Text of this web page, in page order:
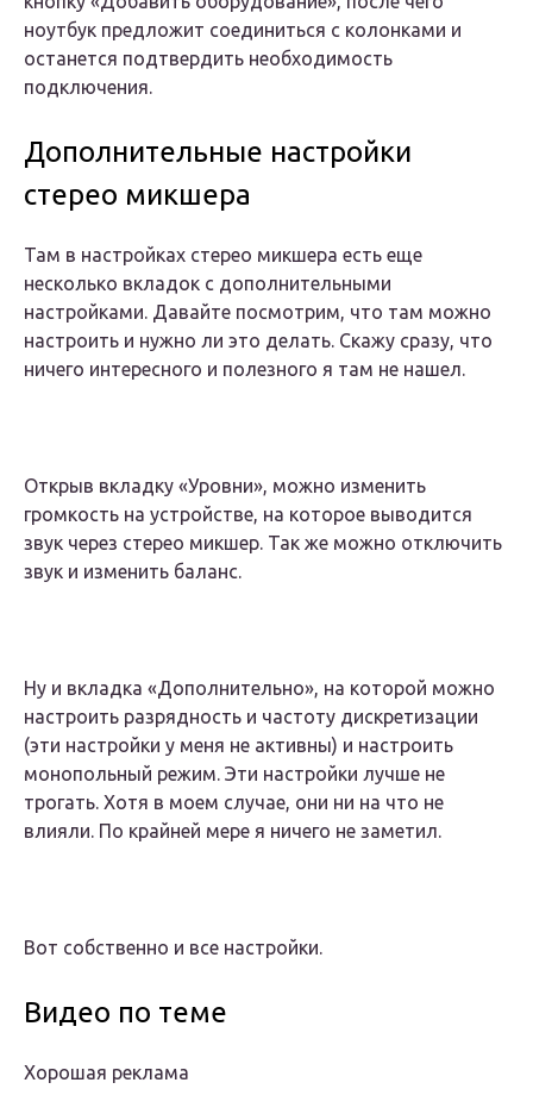
ноутбук предложит соединиться с колонками и
останется подтвердить необходимость
подключения.
Дополнительные настройки
стерео микшера
Там в настройках стерео микшера есть еще
несколько вкладок с дополнительными
настройками. Давайте посмотрим, что там можно
настроить и нужно ли это делать. Скажу сразу, что
ничего интересного и полезного я там не нашел.
Открыв вкладку «Уровни», можно изменить
громкость на устройстве, на которое выводится
звук через стерео микшер. Так же можно отключить
звук и изменить баланс.
Ну и вкладка «Дополнительно», на которой можно
настроить разрядность и частоту дискретизации
(эти настройки у меня не активны) и настроить
монопольный режим. Эти настройки лучше не
трогать. Хотя в моем случае, они ни на что не
влияли. По крайней мере я ничего не заметил.
Вот собственно и все настройки.
Видео по теме
Хорошая реклама